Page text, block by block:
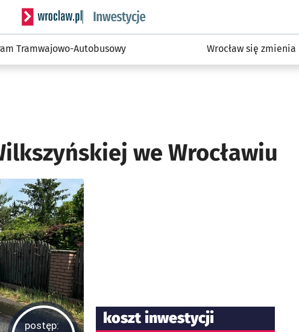
Serwis informacyjny wroclaw.pl podserwis: #InwestycjeWRO -
Tramwajowo-Autobusowy Wrocław się zmienia
we Wrocławiu
postęp: koszt inwestycji